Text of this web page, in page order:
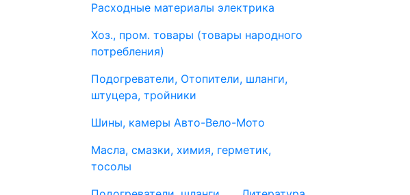
Расходные материалы электрика
Хоз., пром. товары (товары народного
потребления)
Подогреватели, Отопители, шланги,
штуцера, тройники
Шины, камеры Авто-Вело-Мото
Масла, смазки, химия, герметик,
тосолы